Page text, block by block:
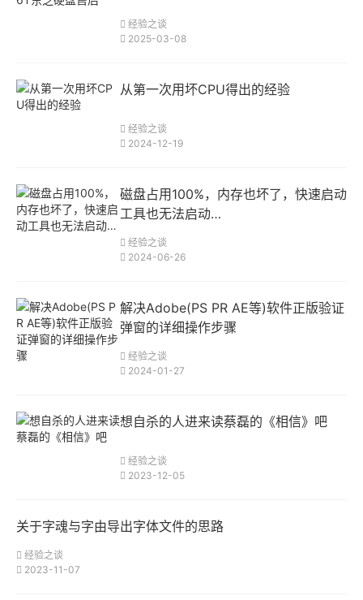
经验之谈
2025-03-08
从第一次用坏CPU得出的经验
经验之谈
2024-12-19
磁盘占用100%，内存也坏了，快速启动
工具也无法启动…
经验之谈
2024-06-26
解决Adobe(PS PR AE等)软件正版验证
弹窗的详细操作步骤
经验之谈
2024-01-27
想自杀的人进来读蔡磊的《相信》吧
经验之谈
2023-12-05
关于字魂与字由导出字体文件的思路
经验之谈
2023-11-07